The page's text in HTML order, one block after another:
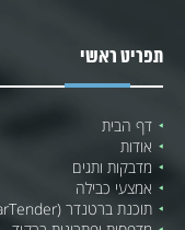
תפריט ראשי
דף הבית
אודות
מדבקות ותגים
אמצעי כבילה
תוכנת ברטנדר (BarTender)